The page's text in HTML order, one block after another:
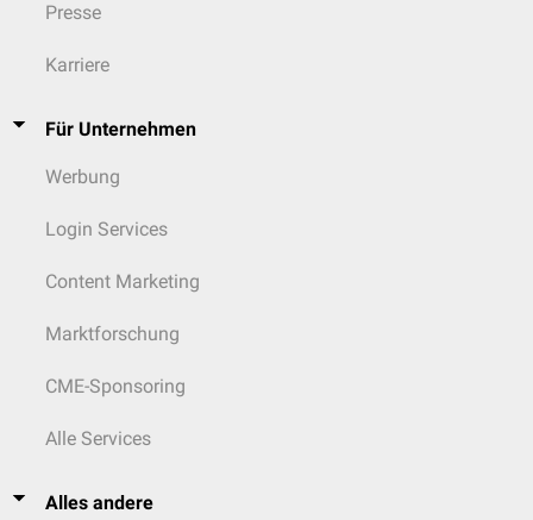
Presse
Karriere
Für Unternehmen
Werbung
Login Services
Content Marketing
Marktforschung
CME-Sponsoring
Alle Services
Alles andere